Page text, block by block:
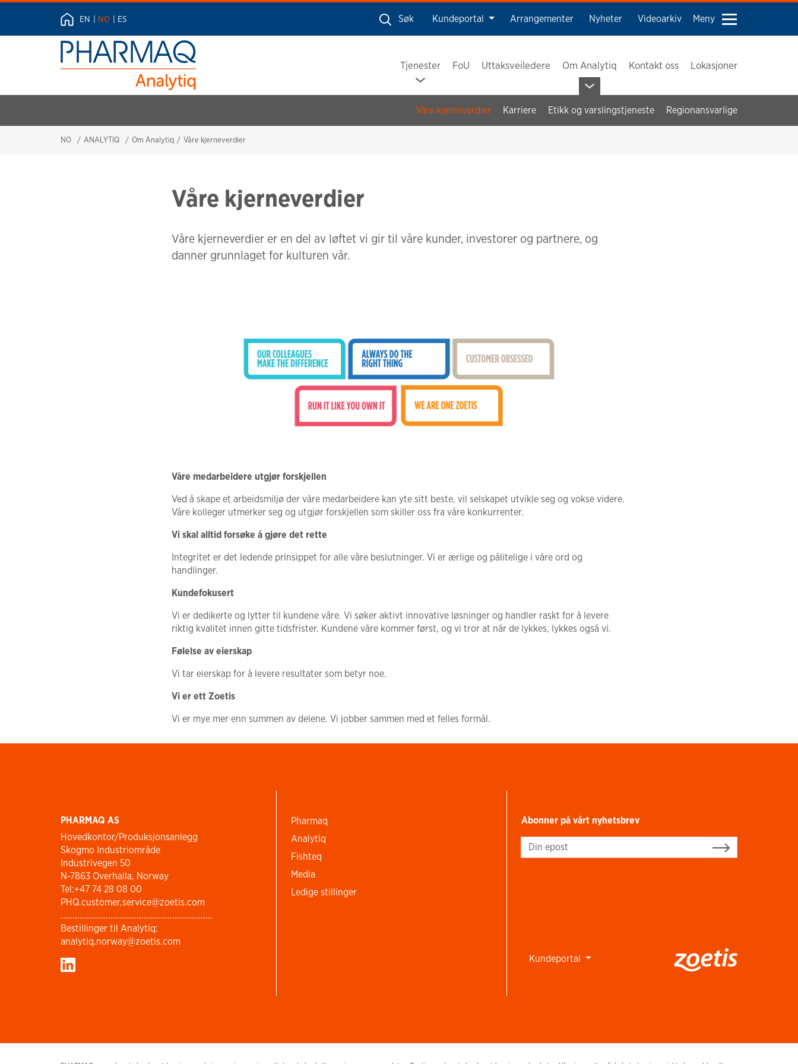
EN NO ES Søk Kundeportal Arrangementer Nyheter Videoarkiv Meny
Tjenester FoU Uttaksveiledere Om Analytiq Kontakt oss Lokasjoner
Våre kjerneverdier Karriere Etikk og varslingstjeneste Regionansvarlige
NO ANALYTIQ Om Analytiq Våre kjerneverdier
Våre kjerneverdier
Våre kjerneverdier er en del av løftet vi gir til våre kunder, investorer og partnere, og
danner grunnlaget for kulturen vår.
Våre medarbeidere utgjør forskjellen
Ved å skape et arbeidsmiljø der våre medarbeidere kan yte sitt beste, vil selskapet utvikle seg og vokse videre.
Våre kolleger utmerker seg og utgjør forskjellen som skiller oss fra våre konkurrenter.
Vi skal alltid forsøke å gjøre det rette
Integritet er det ledende prinsippet for alle våre beslutninger. Vi er ærlige og pålitelige i våre ord og
handlinger.
Kundefokusert
Vi er dedikerte og lytter til kundene våre. Vi søker aktivt innovative løsninger og handler raskt for å levere
riktig kvalitet innen gitte tidsfrister. Kundene våre kommer først, og vi tror at når de lykkes, lykkes også vi.
Følelse av eierskap
Vi tar eierskap for å levere resultater som betyr noe.
Vi er ett Zoetis
Vi er mye mer enn summen av delene. Vi jobber sammen med et felles formål.
PHARMAQ AS
Hovedkontor/Produksjonsanlegg
Skogmo Industriområde
Industrivegen 50
N-7863 Overhalla, Norway
Tel:+47 74 28 08 00
PHQ.customer.service@zoetis.com
................................................................
Bestillinger til Analytiq:
analytiq.norway@zoetis.com
Pharmaq
Analytiq
Fishteq
Media
Ledige stillinger
Abonner på vårt nyhetsbrev
Sign up
Kundeportal